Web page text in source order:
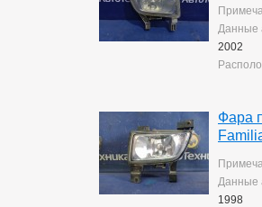
Данные
2002
Фара
Данные
1998